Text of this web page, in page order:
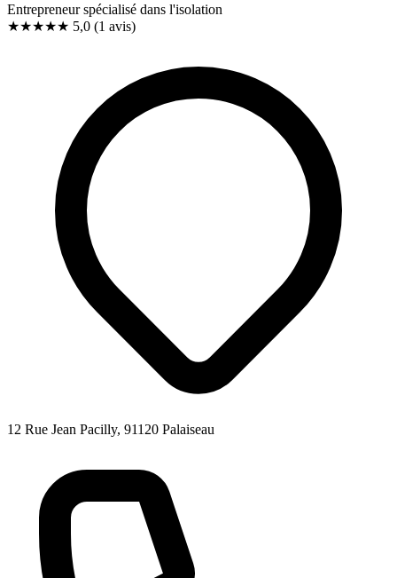
Entrepreneur spécialisé dans l'isolation
★★★★★ 5,0 (1 avis)
12 Rue Jean Pacilly, 91120 Palaiseau